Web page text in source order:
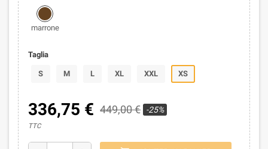
marrone
Taglia
S M L XL XXL XS
336,75 € 449,00 € -25%
TTC